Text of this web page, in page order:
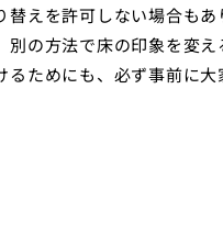
えを許可しない場合も
の方法で床の印象を変
ためにも、必ず事前に